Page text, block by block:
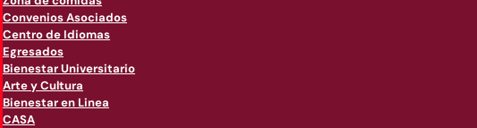
Convenios Asociados
Centro de Idiomas
Egresados
Bienestar Universitario
Arte y Cultura
Bienestar en Linea
CASA